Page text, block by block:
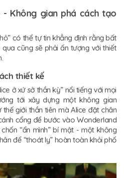
- Không gian phá cách tạo
có thể tự tin khẳng định rằng bất
cũng sẽ phải ấn tượng với thiết
thiết kế
ở xứ sở thần kỳ” nổi tiếng với mọi
tới xây dựng một không gian
giới thần tiên mà Alice đặt chân
cổng để bước vào Wonderland
“ẩn mình” bí mật - một không
để “thoát ly” hoàn toàn khỏi phố